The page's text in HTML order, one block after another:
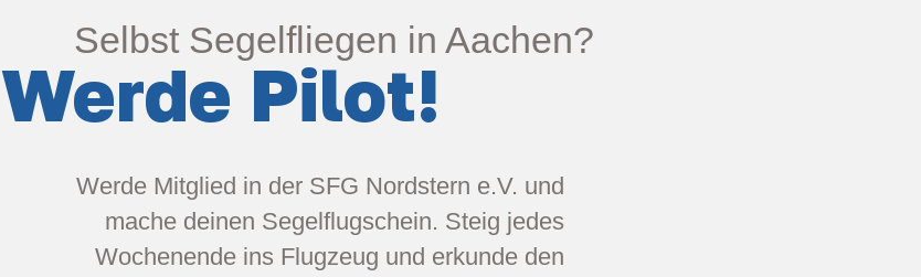
Selbst Segelfliegen in Aachen?
Werde Pilot!
Werde Mitglied in der SFG Nordstern e.V. und
mache deinen Segelflugschein. Steig jedes
Wochenende ins Flugzeug und erkunde den